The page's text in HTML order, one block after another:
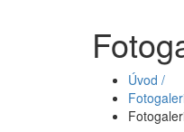
Úvod /